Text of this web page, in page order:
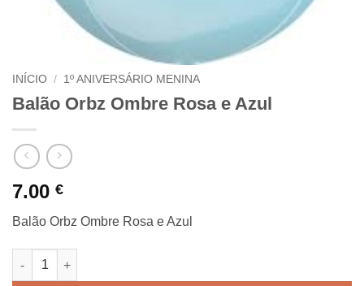
INÍCIO / 1º ANIVERSÁRIO MENINA
Balão Orbz Ombre Rosa e Azul
7.00 €
Balão Orbz Ombre Rosa e Azul
Quantidade de Balão Orbz Ombre Rosa e Azul